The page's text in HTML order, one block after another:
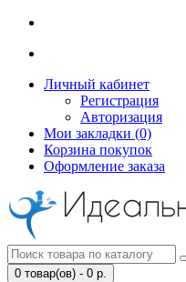
Личный кабинет
Регистрация
Авторизация
Мои закладки (0)
Корзина покупок
Оформление заказа
0 товар(ов) - 0 р.